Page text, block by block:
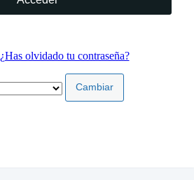
¿Has olvidado tu contraseña?